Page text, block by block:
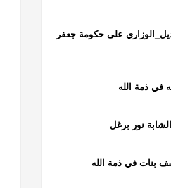
على حكومة جعفر
في ذمة الله
نور برغل
بنات في ذمة الله